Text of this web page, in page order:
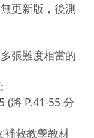
更新版，後測
張難度相當的
(將 P.41-55 分
補救教學教材